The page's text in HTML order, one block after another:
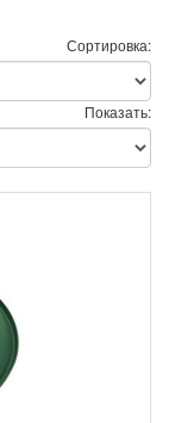
Сортировка:
Показать: